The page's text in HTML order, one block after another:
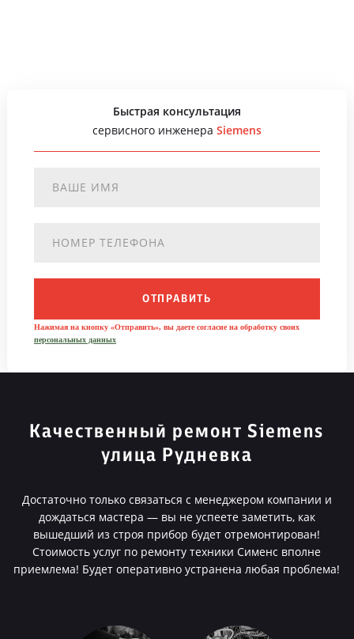
Быстрая консультация
сервисного инженера Siemens
ОТПРАВИТЬ
Нажимая на кнопку «Отправить», вы даете согласие на обработку своих
персональных данных
Качественный ремонт Siemens
улица Рудневка
Достаточно только связаться с менеджером компании и
дождаться мастера — вы не успеете заметить, как
вышедший из строя прибор будет отремонтирован!
Стоимость услуг по ремонту техники Сименс вполне
приемлема! Будет оперативно устранена любая проблема!